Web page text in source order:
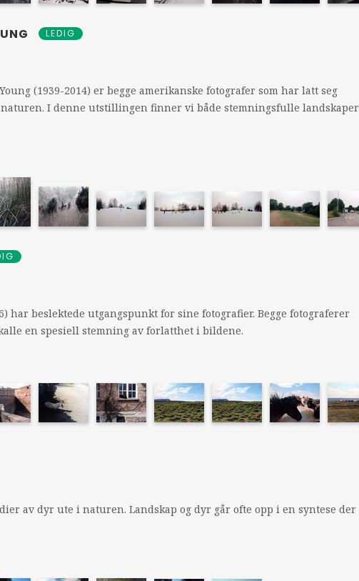
LEDIG
(1939-2014) er begge amerikanske fotografer som har latt seg
I denne utstillingen finner vi både stemningsfulle landskaper
har beslektede utgangspunkt for sine fotografier. Begge fotograferer
en spesiell stemning av forlatthet i bildene.
av dyr ute i naturen. Landskap og dyr går ofte opp i en syntese der